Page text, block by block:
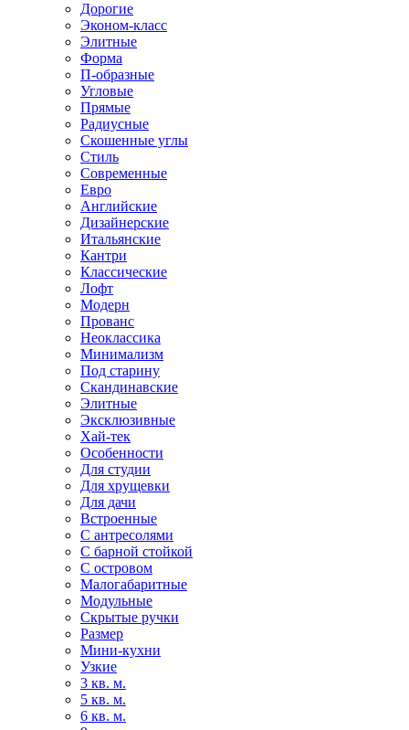
Дорогие
Эконом-класс
Элитные
Форма
П-образные
Угловые
Прямые
Радиусные
Скошенные углы
Стиль
Современные
Евро
Английские
Дизайнерские
Итальянские
Кантри
Классические
Лофт
Модерн
Прованс
Неоклассика
Минимализм
Под старину
Скандинавские
Элитные
Эксклюзивные
Хай-тек
Особенности
Для студии
Для хрущевки
Для дачи
Встроенные
С антресолями
С барной стойкой
С островом
Малогабаритные
Модульные
Скрытые ручки
Размер
Мини-кухни
Узкие
3 кв. м.
5 кв. м.
6 кв. м.